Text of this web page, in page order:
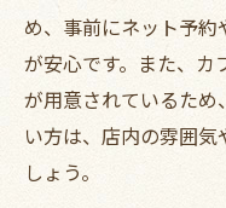
スイーツ好
解説
空堀商店街も楽
空堀商店街
め、事前にネット予
が安心です。また、カ
が用意されているた
い方は、店内の雰囲
しょう。